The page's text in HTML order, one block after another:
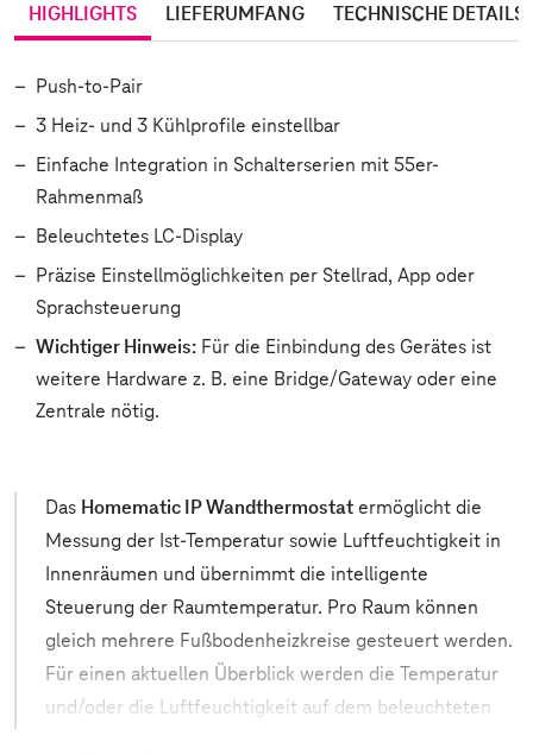
HIGHLIGHTS LIEFERUMFANG TECHNISCHE DETAILS
Push-to-Pair
3 Heiz- und 3 Kühlprofile einstellbar
Einfache Integration in Schalterserien mit 55er-
Rahmenmaß
Beleuchtetes LC-Display
Präzise Einstellmöglichkeiten per Stellrad, App oder
Sprachsteuerung
Wichtiger Hinweis: Für die Einbindung des Gerätes ist
weitere Hardware z. B. eine Bridge/Gateway oder eine
Zentrale nötig.
Das Homematic IP Wandthermostatermöglicht die
Messung der Ist-Temperatur sowie Luftfeuchtigkeit in
Innenräumen und übernimmt die intelligente
Steuerung der Raumtemperatur. Pro Raum können
gleich mehrere Fußbodenheizkreise gesteuert werden.
Für einen aktuellen Überblick werden die Temperatur
und/oder die Luftfeuchtigkeit auf dem beleuchteten